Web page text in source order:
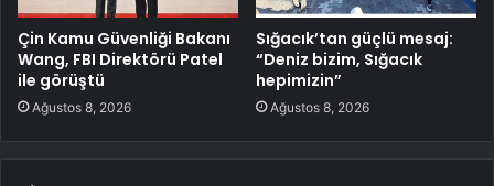
Çin Kamu Güvenliği Bakanı
Wang, FBI Direktörü Patel
ile görüştü
Ağustos 8, 2026
Sığacık’tan güçlü mesaj:
“Deniz bizim, Sığacık
hepimizin”
Ağustos 8, 2026